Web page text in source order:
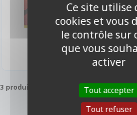
13,90 €
3 produits
Ce site utilise
cookies et vous
le contrôle sur
que vous
activer
Tout accepter
Tout refuser